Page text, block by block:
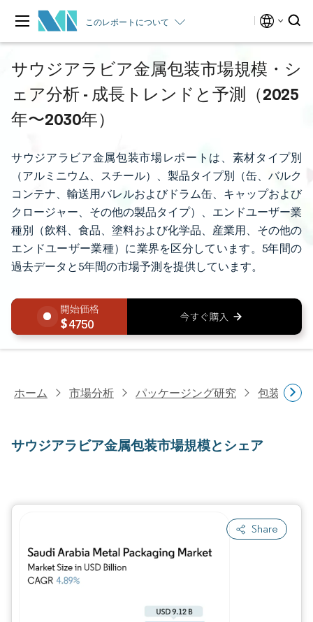
このレポートについて
サウジアラビア金属包装市場規模・シ
ェア分析 - 成長トレンドと予測（2025
年〜2030年）
サウジアラビア金属包装市場レポートは、素材タイプ別
（アルミニウム、スチール）、製品タイプ別（缶、バルク
コンテナ、輸送用バレルおよびドラム缶、キャップおよび
クロージャー、その他の製品タイプ）、エンドユーザー業
種別（飲料、食品、塗料および化学品、産業用、その他の
エンドユーザー業種）に業界を区分しています。5年間の
過去データと5年間の市場予測を提供しています。
4750
ホーム 市場分析 パッケージング研究 包装材料
サウジアラビア金属包装市場規模とシェア
Share